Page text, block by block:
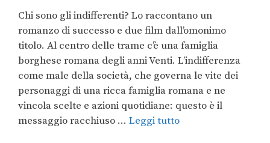
Chi sono gli indifferenti? Lo raccontano un
romanzo di successo e due film dall’omonimo
titolo. Al centro delle trame c’è una famiglia
borghese romana degli anni Venti. L’indifferenza
come male della società, che governa le vite dei
personaggi di una ricca famiglia romana e ne
vincola scelte e azioni quotidiane: questo è il
messaggio racchiuso … Leggi tutto